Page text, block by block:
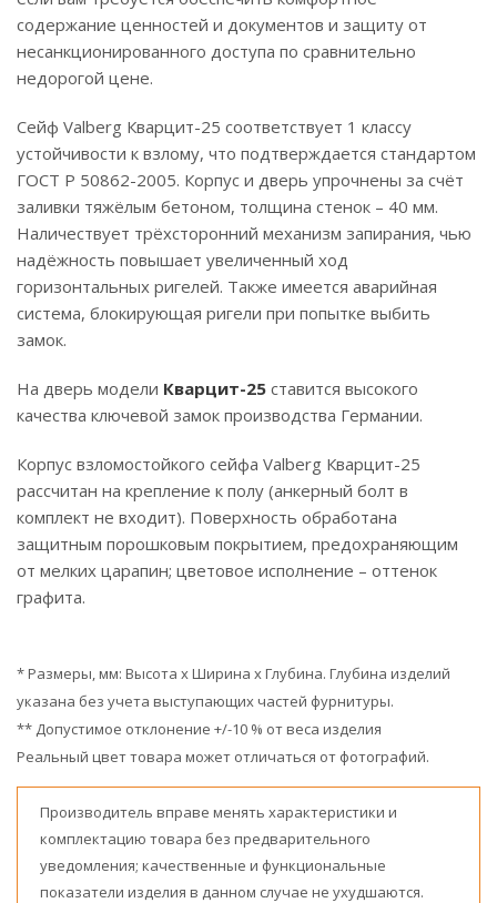
содержание ценностей и документов и защиту от
несанкционированного доступа по сравнительно
недорогой цене.
Сейф Valberg Кварцит-25 соответствует 1 классу
устойчивости к взлому, что подтверждается стандартом
ГОСТ Р 50862-2005. Корпус и дверь упрочнены за счёт
заливки тяжёлым бетоном, толщина стенок – 40 мм.
Наличествует трёхсторонний механизм запирания, чью
надёжность повышает увеличенный ход
горизонтальных ригелей. Также имеется аварийная
система, блокирующая ригели при попытке выбить
замок.
На дверь модели Кварцит-25 ставится высокого
качества ключевой замок производства Германии.
Корпус взломостойкого сейфа Valberg Кварцит-25
рассчитан на крепление к полу (анкерный болт в
комплект не входит). Поверхность обработана
защитным порошковым покрытием, предохраняющим
от мелких царапин; цветовое исполнение – оттенок
графита.
* Размеры, мм: Высота x Ширина x Глубина. Глубина изделий
указана без учета выступающих частей фурнитуры.
** Допустимое отклонение +/-10 % от веса изделия
Реальный цвет товара может отличаться от фотографий.
Производитель вправе менять характеристики и
комплектацию товара без предварительного
уведомления; качественные и функциональные
показатели изделия в данном случае не ухудшаются.